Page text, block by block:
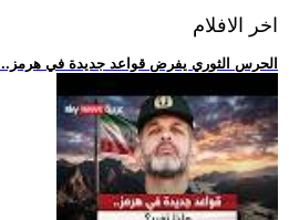
اخر الافلام
.. الحرس الثوري يفرض قواعد جديدة في هرمز..